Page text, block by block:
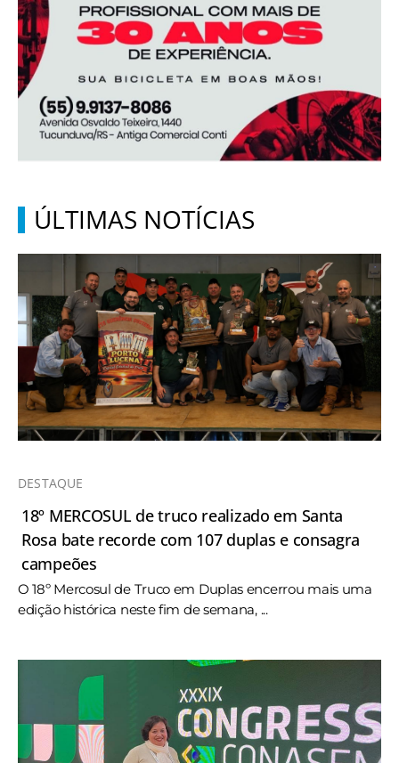
ÚLTIMAS NOTÍCIAS
DESTAQUE
18º MERCOSUL de truco realizado em Santa
Rosa bate recorde com 107 duplas e consagra
campeões
O 18º Mercosul de Truco em Duplas encerrou mais uma
edição histórica neste fim de semana, ...